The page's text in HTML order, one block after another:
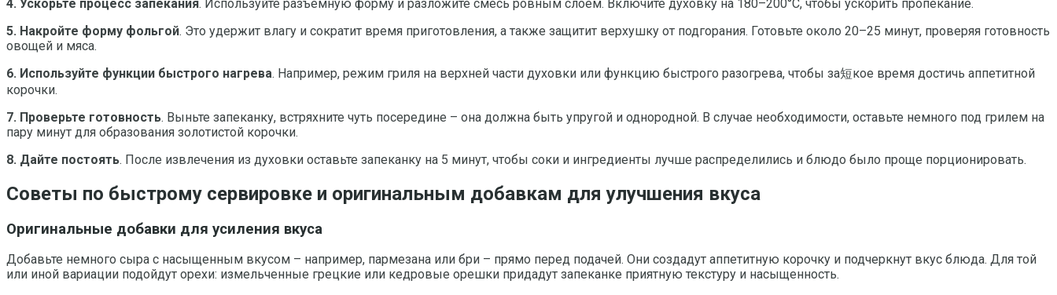
4. Ускорьте процесс запекания. Используйте разъемную форму и разложите смесь ровным слоем. Включите духовку на 180–200°C, чтобы ускорить пропекание.
5. Накройте форму фольгой. Это удержит влагу и сократит время приготовления, а также защитит верхушку от подгорания. Готовьте около 20–25 минут, проверяя готовность
овощей и мяса.
6. Используйте функции быстрого нагрева. Например, режим гриля на верхней части духовки или функцию быстрого разогрева, чтобы за短кое время достичь аппетитной
корочки.
7. Проверьте готовность. Выньте запеканку, встряхните чуть посередине – она должна быть упругой и однородной. В случае необходимости, оставьте немного под грилем на
пару минут для образования золотистой корочки.
8. Дайте постоять. После извлечения из духовки оставьте запеканку на 5 минут, чтобы соки и ингредиенты лучше распределились и блюдо было проще порционировать.
Советы по быстрому сервировке и оригинальным добавкам для улучшения вкуса
Оригинальные добавки для усиления вкуса
Добавьте немного сыра с насыщенным вкусом – например, пармезана или бри – прямо перед подачей. Они создадут аппетитную корочку и подчеркнут вкус блюда. Для той
или иной вариации подойдут орехи: измельченные грецкие или кедровые орешки придадут запеканке приятную текстуру и насыщенность.